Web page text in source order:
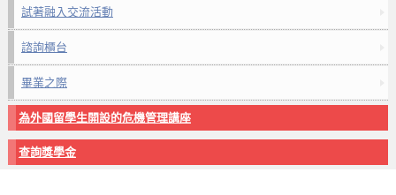
試著融入交流活動
諮詢櫃台
畢業之際
為外國留學生開設的危機管理講座
查詢獎學金